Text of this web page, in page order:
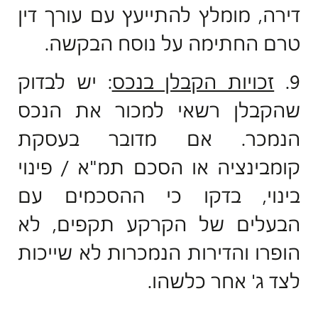
דירה, מומלץ להתייעץ עם עורך דין
טרם החתימה על נוסח הבקשה.
9.
זכויות הקבלן בנכס: יש לבדוק
שהקבלן רשאי למכור את הנכס
הנמכר. אם מדובר בעסקת
קומבינציה או הסכם תמ"א / פינוי
בינוי, בדקו כי ההסכמים עם
הבעלים של הקרקע תקפים, לא
הופרו והדירות הנמכרות לא שייכות
לצד ג' אחר כלשהו.